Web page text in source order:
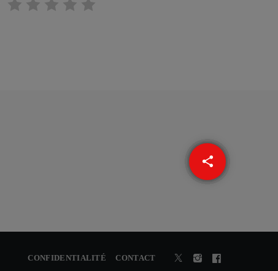
share
email
CONFIDENTIALITÉ CONTACT